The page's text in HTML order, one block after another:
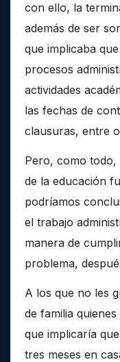
con ello, la
además de ser
que implicaba
procesos
actividades
las fechas de
clausuras, entre
Pero, como
de la educación
podríamos
el trabajo
manera de
problema,
A los que no les
de familia
que implicaría
tres meses en